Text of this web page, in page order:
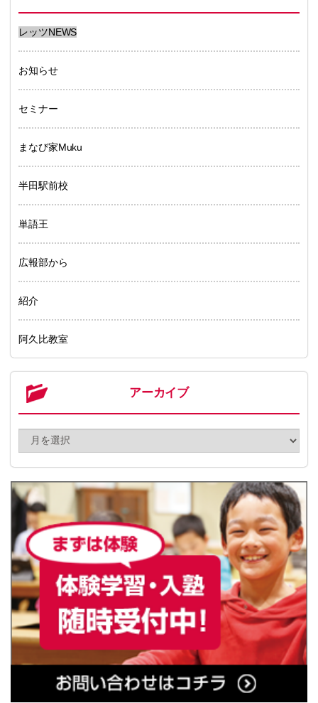
レッツNEWS
お知らせ
セミナー
まなび家Muku
半田駅前校
単語王
広報部から
紹介
阿久比教室
アーカイブ